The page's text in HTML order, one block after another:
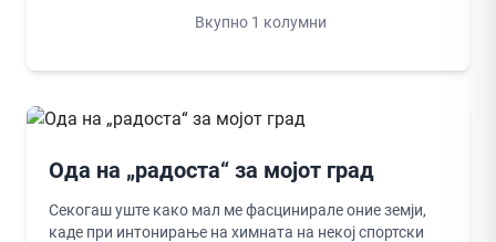
Вкупно 1 колумни
Ода на „радоста“ за мојот град
Секогаш уште како мал ме фасцинирале оние земји,
каде при интонирање на химната на некој спортски